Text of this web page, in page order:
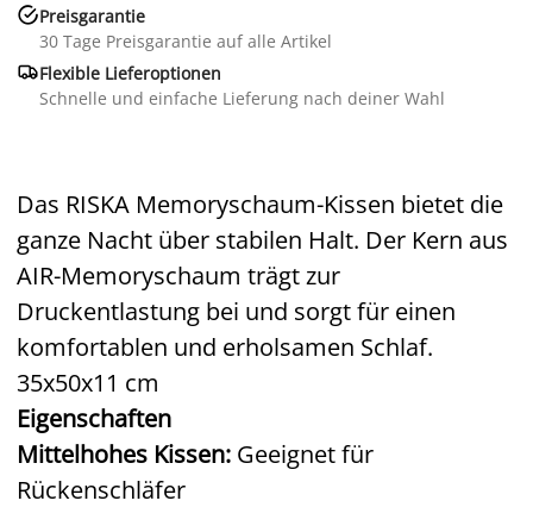
Preisgarantie
30 Tage Preisgarantie auf alle Artikel
Flexible Lieferoptionen
Schnelle und einfache Lieferung nach deiner Wahl
Das RISKA Memoryschaum-Kissen bietet die
ganze Nacht über stabilen Halt. Der Kern aus
AIR-Memoryschaum trägt zur
Druckentlastung bei und sorgt für einen
komfortablen und erholsamen Schlaf.
35x50x11 cm
Eigenschaften
Mittelhohes Kissen: Geeignet für
Rückenschläfer